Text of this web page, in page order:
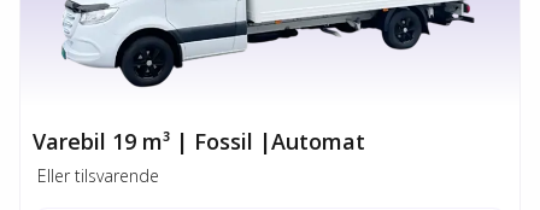
Varebil 19 m³ | Fossil |Automat
Eller tilsvarende